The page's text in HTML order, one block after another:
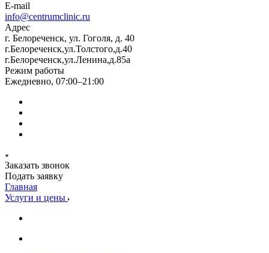
E-mail
info@centrumclinic.ru
Адрес
г. Белореченск, ул. Гоголя, д. 40
г.Белореченск,ул.Толстого,д.40
г.Белореченск,ул.Ленина,д.85а
Режим работы
Ежедневно, 07:00–21:00
Заказать звонок
Подать заявку
Главная
Услуги и цены